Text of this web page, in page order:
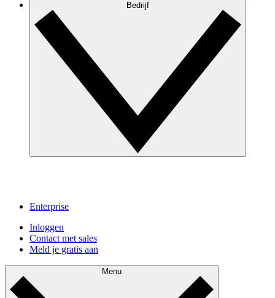
Bedrijf
Enterprise
Inloggen
Contact met sales
Meld je gratis aan
Menu